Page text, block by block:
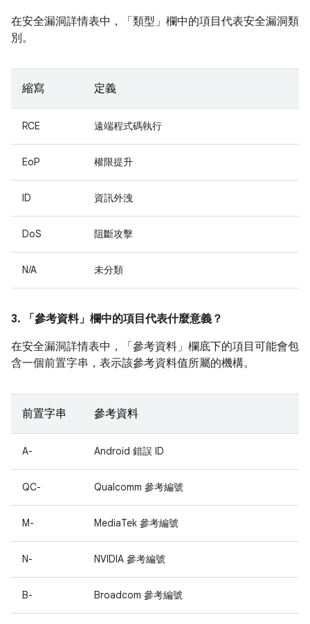
在安全漏洞詳情表中，「類型」 欄中的項目代表安全漏洞類
別。
縮寫 定義
RCE 遠端程式碼執行
EoP 權限提升
ID 資訊外洩
DoS 阻斷攻擊
N/A 未分類
3. 「參考資料」 欄中的項目代表什麼意義？
在安全漏洞詳情表中，「參考資料」 欄底下的項目可能會包
含一個前置字串，表示該參考資料值所屬的機構。
前置字串 參考資料
A- Android 錯誤 ID
QC- Qualcomm 參考編號
M- MediaTek 參考編號
N- NVIDIA 參考編號
B- Broadcom 參考編號